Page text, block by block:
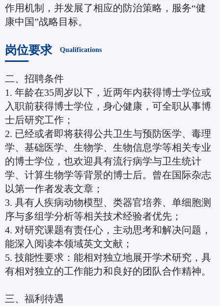
作用机制，并发展了相应的防治策略，服务“健
康中国”战略目标。
岗位要求 Qualifications
二、招聘条件
1. 年龄在35周岁以下，近两年内获得博士学位或
入职前获得博士学位，身心健康，可全职从事博
士后研究工作；
2. 已经或者即将获得公共卫生与预防医学、毒理
学、基础医学、生物学、生物信息学等相关专业
的博士学位，也欢迎具有流行病学与卫生统计
学、计算生物学等背景的博士后。曾在国际杂志
以第一作者发表文章；
3. 具有人疾病动物模型、类器官培养、单细胞测
序与多组学分析等相关技术经验者优先；
4. 对研究课题有责任心，主动思考和解决问题，
能深入阅读本领域英文文献；
5. 技能性要求：能相对独立地展开学术研究，具
有相对独立的工作能力和良好的团队合作精神。
三、福利待遇